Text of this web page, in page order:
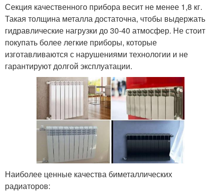
Секция качественного прибора весит не менее 1,8 кг.
Такая толщина металла достаточна, чтобы выдержать
гидравлические нагрузки до 30-40 атмосфер. Не стоит
покупать более легкие приборы, которые
изготавливаются с нарушениями технологии и не
гарантируют долгой эксплуатации.
Наиболее ценные качества биметаллических
радиаторов: